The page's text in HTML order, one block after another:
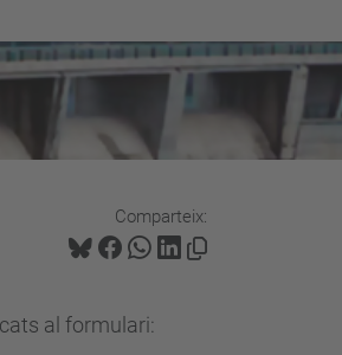
v
a
Comparteix:
al formulari: